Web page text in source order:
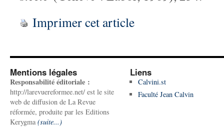
Imprimer cet article
Mentions légales
Responsabilité éditoriale :
http://larevuereformee.net/ est le site
web de diffusion de La Revue
réformée, produite par les Editions
Kerygma (suite...)
Liens
Calvini.st
Faculté Jean Calvin